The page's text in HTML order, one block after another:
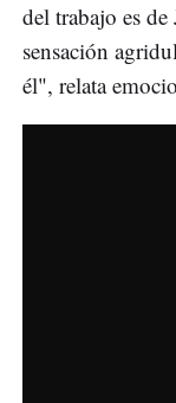
del trabajo es de
sensación
él", relata